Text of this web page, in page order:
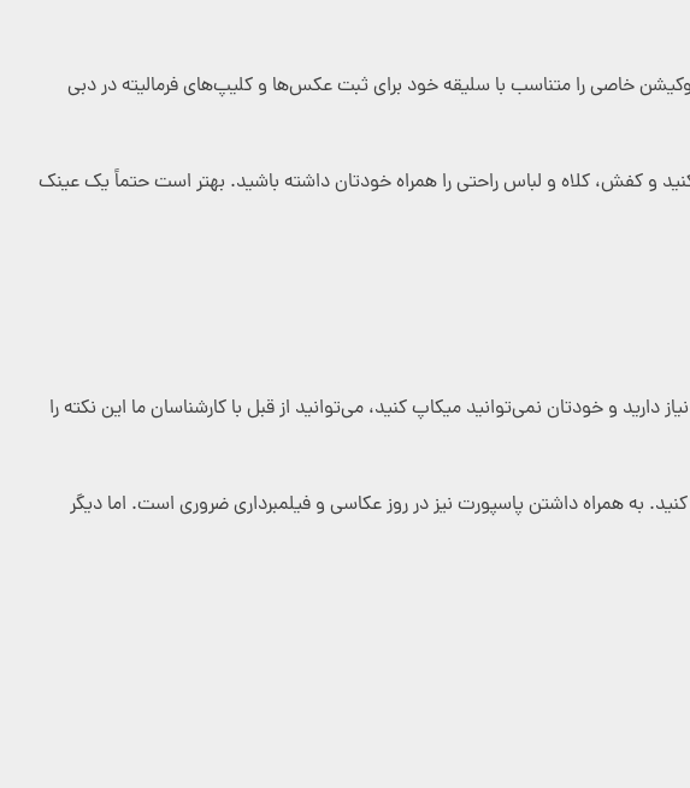
لوکیشن خاصی را متناسب با سلیقه خود برای ثبت عکس‌ها و کلیپ‌های فرمالیته در دبی
کنید و کفش، کلاه و لباس راحتی را همراه خودتان داشته باشید. بهتر است حتماً یک عینک
دارید و خودتان نمی‌توانید میکاپ کنید، می‌توانید از قبل با کارشناسان ما این نکته را
به همراه داشتن پاسپورت نیز در روز عکاسی و فیلمبرداری ضروری است. اما دیگر